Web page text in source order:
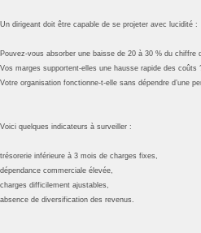
Un dirigeant doit être capable de se projeter avec lucidité :
Pouvez-vous absorber une baisse de 20 à 30 % du chiffre
Vos marges supportent-elles une hausse rapide des coûts
Votre organisation fonctionne-t-elle sans dépendre d’une
Voici quelques indicateurs à surveiller :
trésorerie inférieure à 3 mois de charges fixes,
dépendance commerciale élevée,
charges difficilement ajustables,
absence de diversification des revenus.